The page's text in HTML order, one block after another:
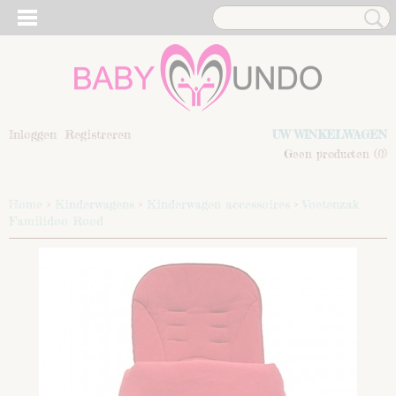
Inloggen Registreren
UW WINKELWAGEN
Geen producten (0)
Home > Kinderwagens > Kinderwagen accessoires >
Voetenzak
Familidoo Rood